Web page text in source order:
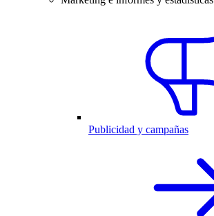
Publicidad y campañas